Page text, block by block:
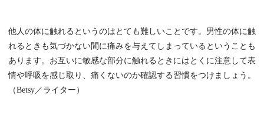
他人の体に触れるというのはとても難しいことです。男性の体に触
れるときも気づかない間に痛みを与えてしまっているということも
あります。お互いに敏感な部分に触れるときにはとくに注意して表
情や呼吸を感じ取り、痛くないのか確認する習慣をつけましょう。
（Betsy／ライター）